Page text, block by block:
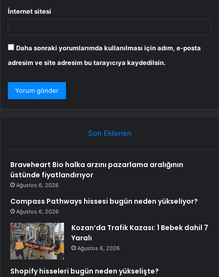
İnternet sitesi
Daha sonraki yorumlarımda kullanılması için adım, e-posta
adresim ve site adresim bu tarayıcıya kaydedilsin.
Son Eklenen
Braveheart Bio halka arzını pazarlama aralığının
üstünde fiyatlandırıyor
Ağustos 6, 2026
Compass Pathways hissesi bugün neden yükseliyor?
Ağustos 6, 2026
Kozan’da Trafik Kazası: 1 Bebek dahil 7
Yaralı
Ağustos 6, 2026
Shopify hisseleri bugün neden yükselişte?